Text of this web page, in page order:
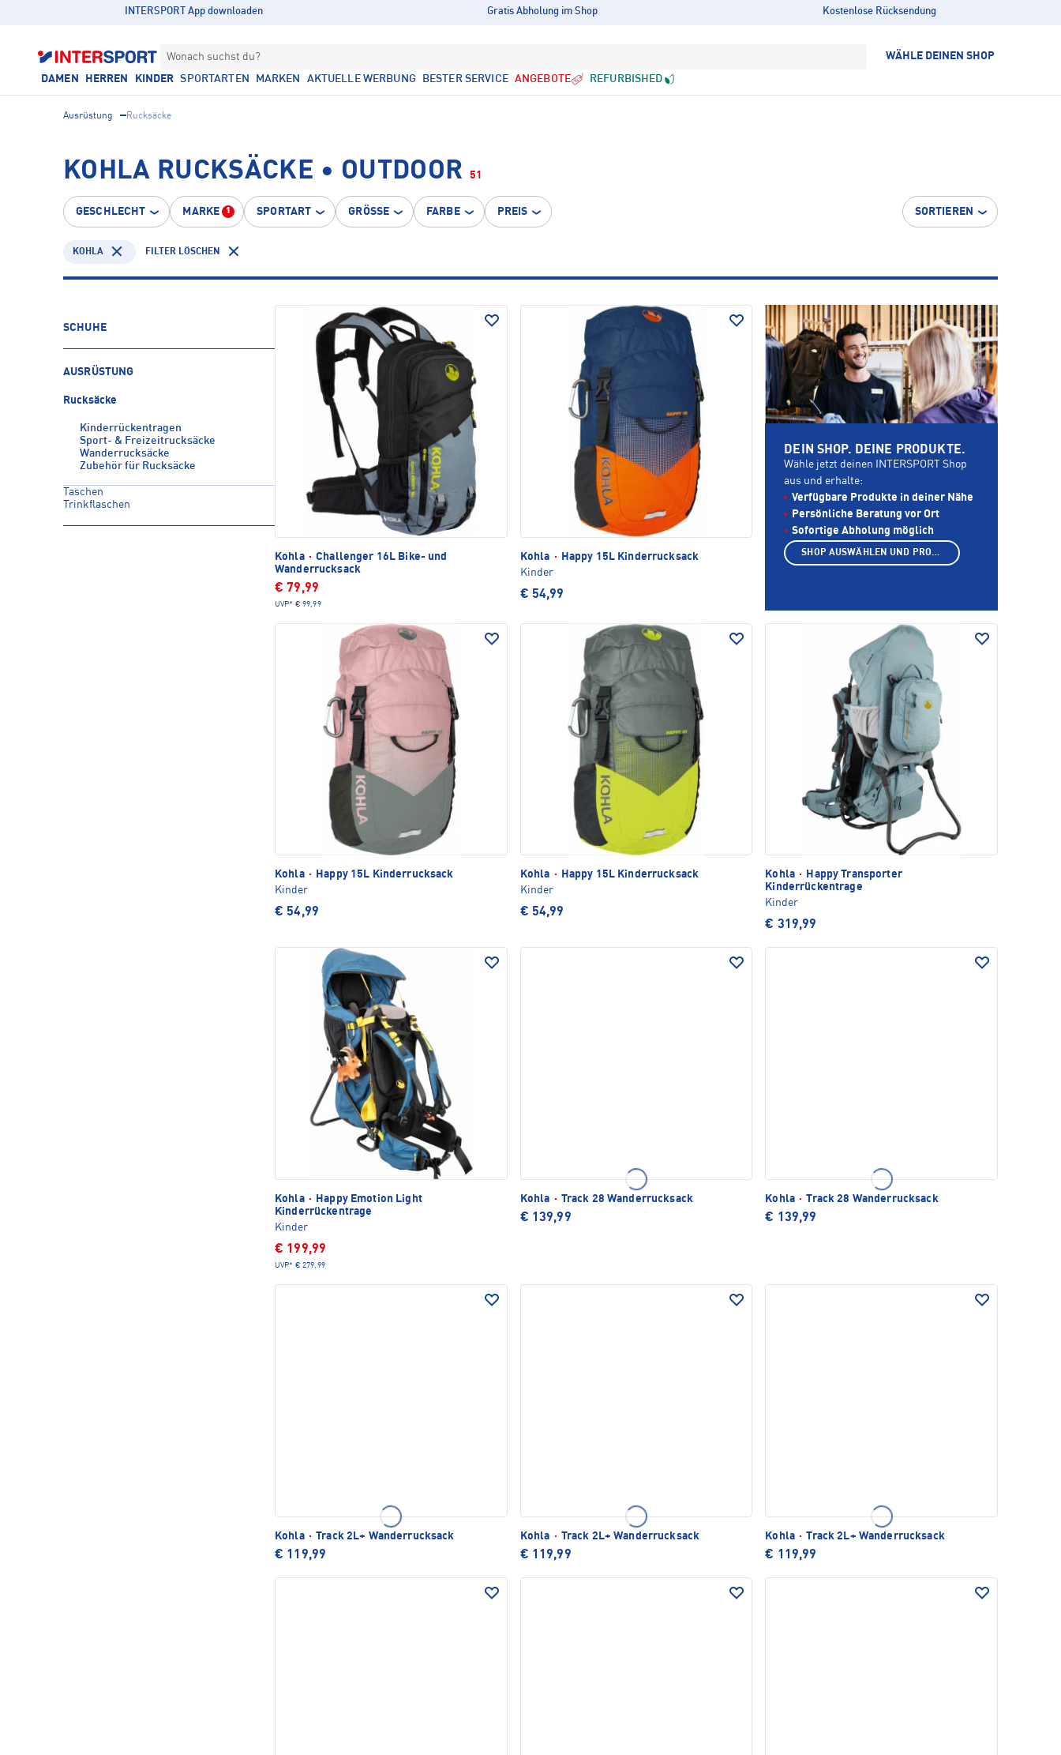
INTERSPORT App downloaden Gratis Abholung im Shop Kostenlose Rücksendung
Wonach suchst du? WÄHLE DEINEN SHOP
DAMEN HERREN KINDER SPORTARTEN MARKEN AKTUELLE WERBUNG BESTER SERVICE ANGEBOTE REFURBISHED
Ausrüstung Rucksäcke
KOHLA RUCKSÄCKE • OUTDOOR 51
GESCHLECHT MARKE 1 SPORTART GRÖSSE FARBE PREIS SORTIEREN
KOHLA FILTER LÖSCHEN
SCHUHE
AUSRÜSTUNG
Rucksäcke
Kinderrückentragen
Sport- & Freizeitrucksäcke
Wanderrucksäcke
Zubehör für Rucksäcke
Taschen
Trinkflaschen
Kohla · Challenger 16L Bike- und
Wanderrucksack
€ 79,99
UVP* € 99,99
Kohla ·
Happy 15L Kinderrucksack
Kinder
€ 54,99
Kohla ·
Happy 15L Kinderrucksack
Kinder
€ 54,99
Kohla ·
Happy 15L Kinderrucksack
Kinder
€ 54,99
Kohla ·
Happy Transporter
Kinderrückentrage
Kinder
€ 319,99
Kohla ·
Happy Emotion Light
Kinderrückentrage
Kinder
€ 199,99
UVP* € 279,99
Kohla · Track 28 Wanderrucksack
€ 139,99
Kohla · Track 28 Wanderrucksack
€ 139,99
Kohla · Track 2L+ Wanderrucksack
€ 119,99
Kohla · Track 2L+ Wanderrucksack
€ 119,99
Kohla · Track 2L+ Wanderrucksack
€ 119,99
DEIN SHOP. DEINE PRODUKTE.
Wähle jetzt deinen INTERSPORT Shop
aus und erhalte:
Verfügbare Produkte in deiner Nähe
Persönliche Beratung vor Ort
Sofortige Abholung möglich
SHOP AUSWÄHLEN UND PRODUKTE ANZEIGEN